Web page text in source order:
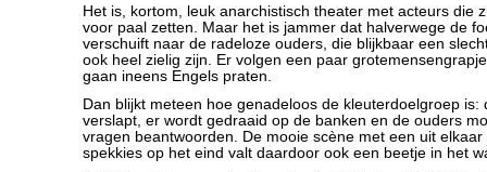
Het is, kortom, leuk anarchistisch theater met acteurs die
voor paal zetten. Maar het is jammer dat halverwege de
verschuift naar de radeloze ouders, die blijkbaar een
ook heel zielig zijn. Er volgen een paar
gaan ineens Engels praten.
Dan blijkt meteen hoe genadeloos de kleuterdoelgroep is:
verslapt, er wordt gedraaid op de banken en de ouders
vragen beantwoorden. De mooie scène met een uit
spekkies op het eind valt daardoor ook een beetje in het